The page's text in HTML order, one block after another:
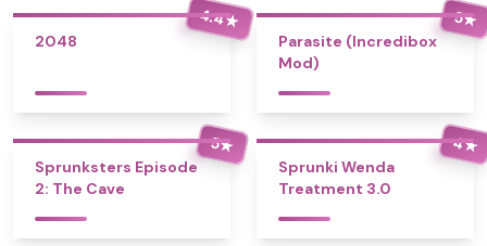
4.4★
2048
5★
Parasite (Incredibox
Mod)
5★
Sprunksters Episode
2: The Cave
4★
Sprunki Wenda
Treatment 3.0